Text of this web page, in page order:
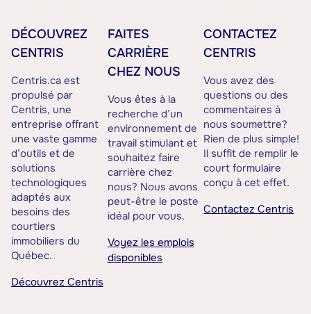
DÉCOUVREZ
CENTRIS
Centris.ca est
propulsé par
Centris, une
entreprise offrant
une vaste gamme
d’outils et de
solutions
technologiques
adaptés aux
besoins des
courtiers
immobiliers du
Québec.
Découvrez Centris
FAITES
CARRIÈRE
CHEZ NOUS
Vous êtes à la
recherche d’un
environnement de
travail stimulant et
souhaitez faire
carrière chez
nous? Nous avons
peut-être le poste
idéal pour vous.
Voyez les emplois
disponibles
CONTACTEZ
CENTRIS
Vous avez des
questions ou des
commentaires à
nous soumettre?
Rien de plus simple!
Il suffit de remplir le
court formulaire
conçu à cet effet.
Contactez Centris